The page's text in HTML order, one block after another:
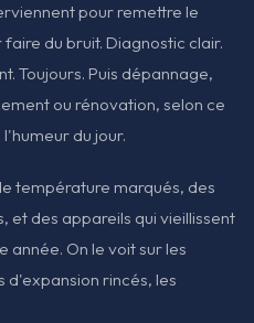
pour remettre le
du bruit. Diagnostic clair.
Toujours. Puis dépannage,
ou rénovation, selon ce
du jour.
température marqués, des
et des appareils qui vieillissent
année. On le voit sur les
d'expansion rincés, les